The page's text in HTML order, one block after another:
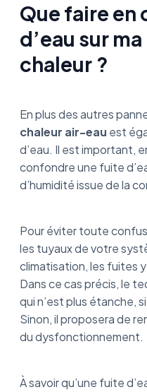
Que faire en
d’eau sur
chaleur ?
En plus des autres
chaleur air-eau est
d’eau. Il est important,
confondre une fuite
d’humidité issue de la
Pour éviter toute
les tuyaux de votre
climatisation, les fuites
Dans ce cas précis, le
qui n’est plus étanche,
Sinon, il proposera de
du dysfonctionnement.
À savoir qu’une fuite